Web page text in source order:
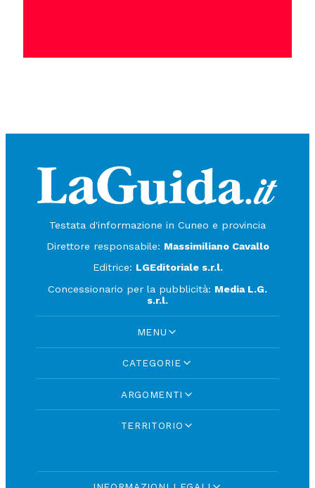
Testata d'informazione in Cuneo e provincia
Direttore responsabile: Massimiliano Cavallo
Editrice: LGEditoriale s.r.l.
Concessionario per la pubblicità: Media L.G.
s.r.l.
MENU
CATEGORIE
ARGOMENTI
TERRITORIO